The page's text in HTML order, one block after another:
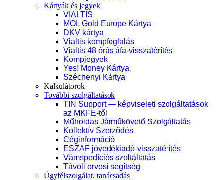
Kártyák és jegyek
VIALTIS
MOL Gold Europe Kártya
DKV kártya
Vialtis kompfoglalás
Vialtis 48 órás áfa-visszatérítés
Kompjegyek
Yes! Money Kártya
Széchenyi Kártya
Kalkulátorok
További szolgáltatások
TIN Support — képviseleti szolgáltatások
az MKFE-től
Műholdas Járműkövető Szolgáltatás
Kollektív Szerződés
Céginformáció
ESZAF jövedékiadó-visszatérítés
Vámspedíciós szoltáltatás
Távoli orvosi segítség
Ügyfélszolgálat, tanácsadás